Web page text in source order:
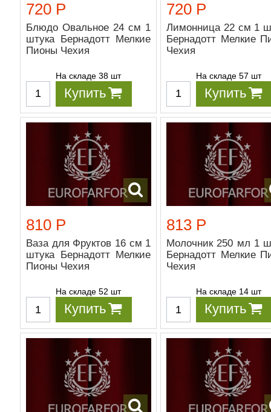
720 Р
Блюдо Овальное 24 см 1
штука Бернадотт Мелкие
Пионы Чехия
На складе 38 шт
Купить
720 Р
Лимонница 22 см 1
Бернадотт Мелкие
Чехия
На складе 57 шт
Купить
810 Р
Ваза для Фруктов 16 см 1
штука Бернадотт Мелкие
Пионы Чехия
На складе 52 шт
Купить
813 Р
Молочник 250 мл 1
Бернадотт Мелкие
Чехия
На складе 14 шт
Купить